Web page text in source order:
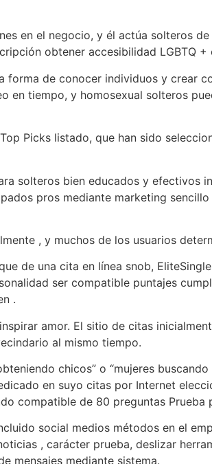
en el negocio, y él actúa solteros
obtener accesibilidad LGBTQ
de conocer individuos y crear
en tiempo, y homosexual solteros
Picks listado, que han sido
solteros bien educados y efectivos
pros mediante marketing
, y muchos de los usuarios
de una cita en línea snob,
ser compatible puntajes
.
amor. El sitio de citas
al mismo tiempo.
chicos” o “mujeres
en suyo citas por Internet
compatible de 80 preguntas Prueba
social medios métodos en el
, carácter prueba, deslizar
mensajes mediante sistema.